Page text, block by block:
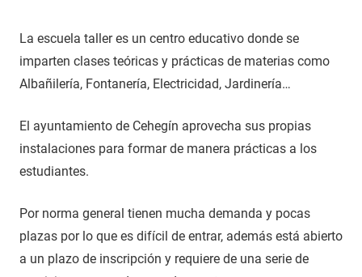
La escuela taller es un centro educativo donde se
imparten clases teóricas y prácticas de materias como
Albañilería, Fontanería, Electricidad, Jardinería…
El ayuntamiento de Cehegín aprovecha sus propias
instalaciones para formar de manera prácticas a los
estudiantes.
Por norma general tienen mucha demanda y pocas
plazas por lo que es difícil de entrar, además está abierto
a un plazo de inscripción y requiere de una serie de